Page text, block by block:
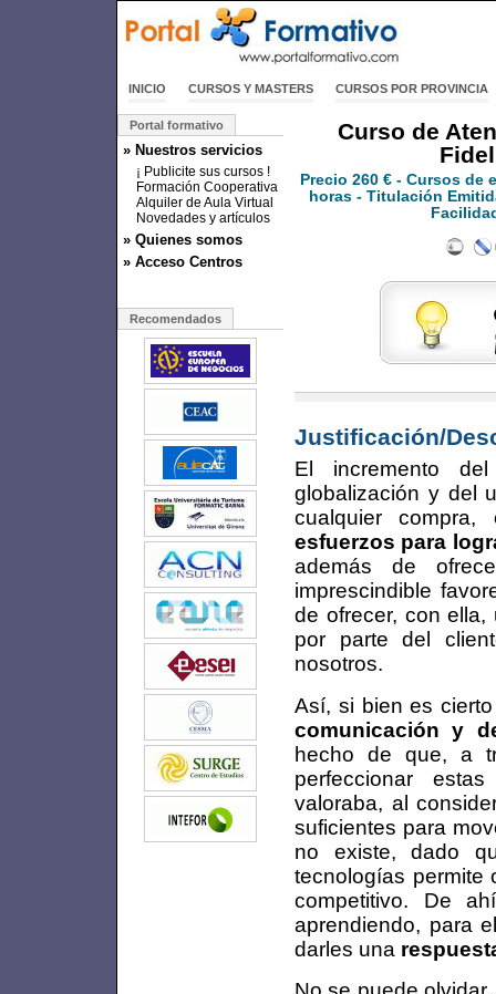
INICIO CURSOS Y MASTERS CURSOS POR PROVINCIA
Portal formativo
» Nuestros servicios
¡ Publicite sus cursos !
Formación Cooperativa
Alquiler de Aula Virtual
Novedades y artículos
» Quienes somos
» Acceso Centros
Recomendados
Curso de
Precio 260 € - Cursos de
horas - Titulación
Justificación/
El incremento
globalización y del
cualquier
esfuerzos para
además de
imprescindible
de ofrecer, con
por parte del
nosotros.
Así, si bien es
comunicación y
hecho de que, a
perfeccionar
valoraba, al
suficientes para
no existe, dado
tecnologías permite
competitivo. De
aprendiendo, para
darles una